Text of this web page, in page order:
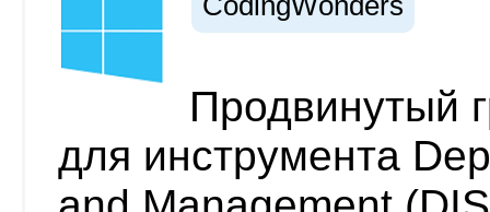
Продвинутый
для инструмента